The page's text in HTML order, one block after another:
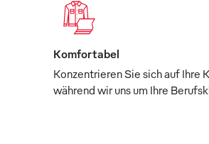
Komfortabel
Konzentrieren Sie sich auf Ihre
während wir uns um Ihre